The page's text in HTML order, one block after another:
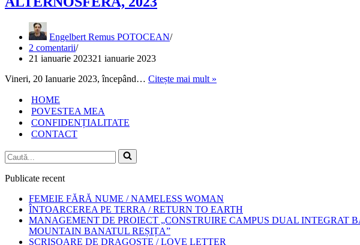
Engelbert Remus POTOCEAN
2 comentarii
21 ianuarie 202321 ianuarie 2023
Vineri, 20 Ianuarie 2023, începând… Citește mai mult »
HOME
POVESTEA MEA
CONFIDENȚIALITATE
CONTACT
Caută...
Publicate recent
FEMEIE FĂRĂ NUME / NAMELESS WOMAN
ÎNTOARCEREA PE TERRA / RETURN TO EARTH
MANAGEMENT DE PROIECT „CONSTRUIRE CAMPUS DUAL INTEGRAT
MOUNTAIN BANATUL REȘIȚA”
SCRISOARE DE DRAGOSTE / LOVE LETTER